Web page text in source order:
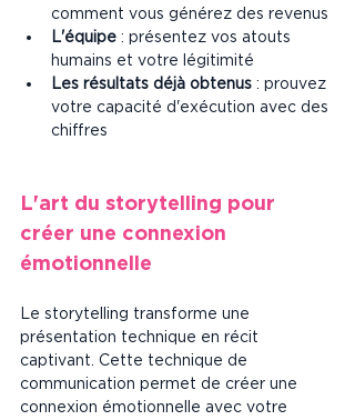
comment vous générez des revenus
L'équipe : présentez vos atouts
humains et votre légitimité
Les résultats déjà obtenus : prouvez
votre capacité d'exécution avec des
chiffres
L'art du storytelling pour
créer une connexion
émotionnelle
Le storytelling transforme une
présentation technique en récit
captivant. Cette technique de
communication permet de créer une
connexion émotionnelle avec votre